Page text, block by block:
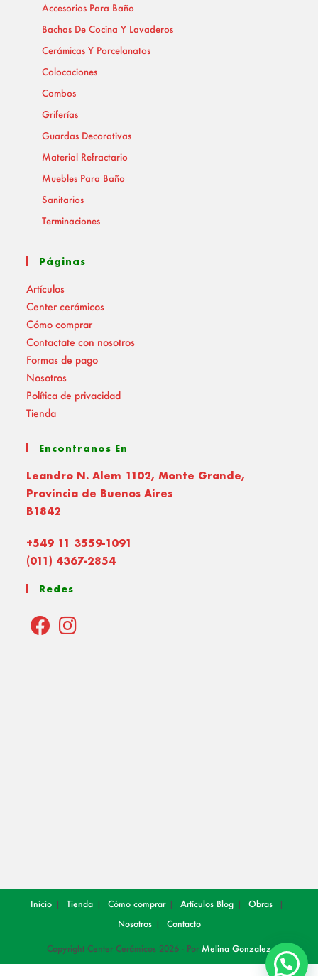
Accesorios Para Baño
Bachas De Cocina Y Lavaderos
Cerámicas Y Porcelanatos
Colocaciones
Combos
Griferías
Guardas Decorativas
Material Refractario
Muebles Para Baño
Sanitarios
Terminaciones
Páginas
Artículos
Center cerámicos
Cómo comprar
Contactate con nosotros
Formas de pago
Nosotros
Política de privacidad
Tienda
Encontranos En
Leandro N. Alem 1102, Monte Grande,
Provincia de Buenos Aires
B1842
+549 11 3559-1091
(011) 4367-2854
Redes
Inicio Tienda Cómo comprar Artículos Blog
Obras
Nosotros
Contacto
Copyright Center Cerámicos 2026 - Por Melina Gonzalez